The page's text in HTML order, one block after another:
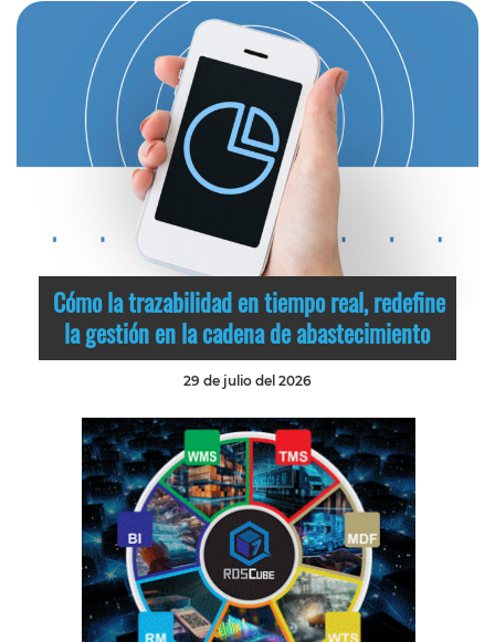
Cómo la trazabilidad en tiempo real, redefine
la gestión en la cadena de abastecimiento
29 de julio del 2026